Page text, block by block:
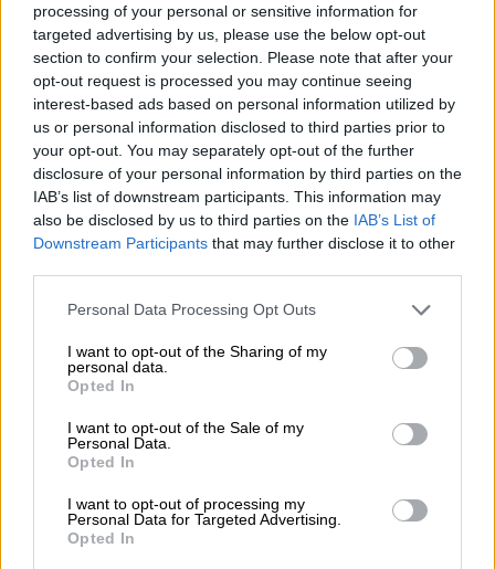
processing of your personal or sensitive information for
targeted advertising by us, please use the below opt-out
section to confirm your selection. Please note that after your
opt-out request is processed you may continue seeing
interest-based ads based on personal information utilized by
us or personal information disclosed to third parties prior to
your opt-out. You may separately opt-out of the further
disclosure of your personal information by third parties on the
IAB’s list of downstream participants. This information may
also be disclosed by us to third parties on the IAB’s List of
Downstream Participants that may further disclose it to other
Personal Data Processing Opt Outs
I want to opt-out of the Sharing of my
personal data.
Opted In
I want to opt-out of the Sale of my
Personal Data.
Opted In
I want to opt-out of processing my
Personal Data for Targeted Advertising.
Opted In
Menu
Schede
Girotondo
Gli indiani al centro della terra
I pirati ballano
La battaglia di Magenta
La danza del serpente
Quattro pirati nel mar dei Sargassi